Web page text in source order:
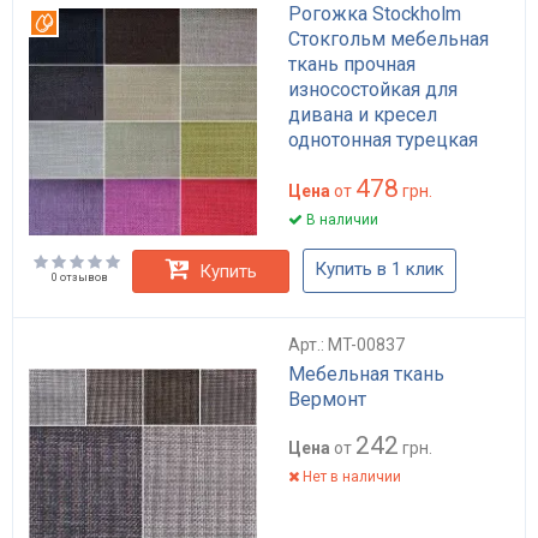
Рогожка Stockholm
Стокгольм мебельная
ткань прочная
износостойкая для
дивана и кресел
однотонная турецкая
Цена от 478 грн.
В наличии
0 отзывов Купить Купить в 1 клик
Арт.: MT-00837
Мебельная ткань
Вермонт
Цена от 242 грн.
Нет в наличии